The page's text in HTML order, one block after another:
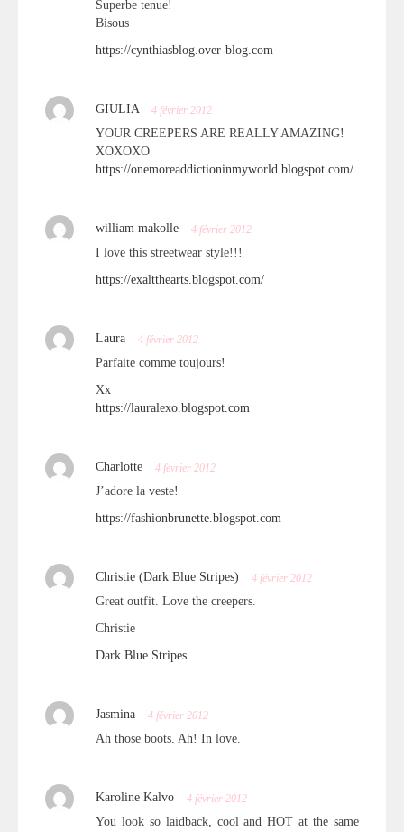
Superbe tenue!
Bisous
https://cynthiasblog.over-blog.com
GIULIA 4 février 2012
YOUR CREEPERS ARE REALLY AMAZING!
XOXOXO
https://onemoreaddictioninmyworld.blogspot.com/
william makolle 4 février 2012
I love this streetwear style!!!
https://exaltthearts.blogspot.com/
Laura 4 février 2012
Parfaite comme toujours!
Xx
https://lauralexo.blogspot.com
Charlotte 4 février 2012
J’adore la veste!
https://fashionbrunette.blogspot.com
Christie (Dark Blue Stripes) 4 février 2012
Great outfit. Love the creepers.
Christie
Dark Blue Stripes
Jasmina 4 février 2012
Ah those boots. Ah! In love.
Karoline Kalvo 4 février 2012
You look so laidback, cool and HOT at the same